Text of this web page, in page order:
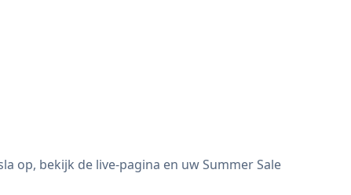
op, bekijk de live-pagina en uw Summer Sale